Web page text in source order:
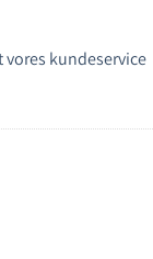
vores kundeservice